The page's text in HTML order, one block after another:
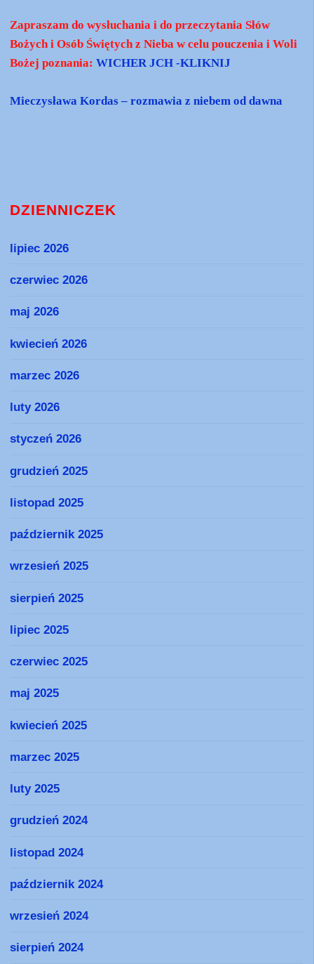
Zapraszam do wysłuchania i do przeczytania Słów
Bożych i Osób Świętych z Nieba w celu pouczenia i Woli
Bożej poznania:WICHER JCH -KLIKNIJ
Mieczysława Kordas – rozmawia z niebem od dawna
DZIENNICZEK
lipiec 2026
czerwiec 2026
maj 2026
kwiecień 2026
marzec 2026
luty 2026
styczeń 2026
grudzień 2025
listopad 2025
październik 2025
wrzesień 2025
sierpień 2025
lipiec 2025
czerwiec 2025
maj 2025
kwiecień 2025
marzec 2025
luty 2025
grudzień 2024
listopad 2024
październik 2024
wrzesień 2024
sierpień 2024